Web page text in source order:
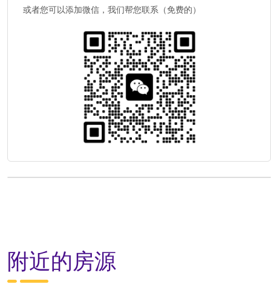
或者您可以添加微信，我们帮您联系（免费的）
附近的房源